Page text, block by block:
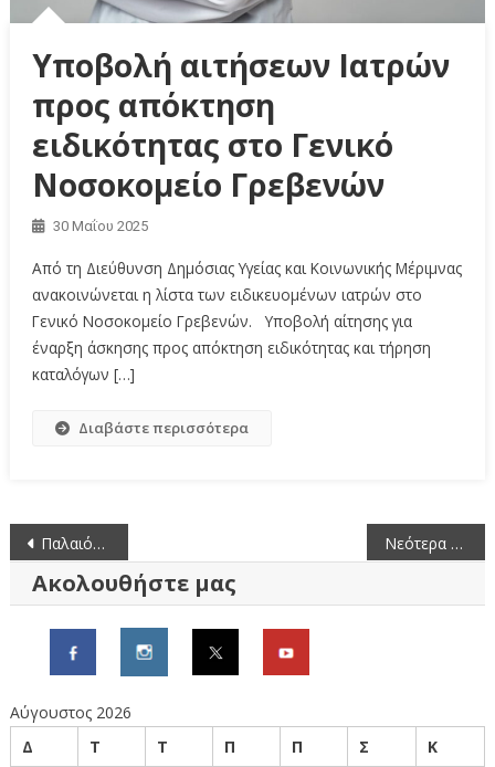
Υποβολή αιτήσεων Ιατρών
προς απόκτηση
ειδικότητας στο Γενικό
Νοσοκομείο Γρεβενών
30 Μαΐου 2025
Από τη Διεύθυνση Δημόσιας Υγείας και Κοινωνικής Μέριμνας
ανακοινώνεται η λίστα των ειδικευομένων ιατρών στο
Γενικό Νοσοκομείο Γρεβενών. Υποβολή αίτησης για
έναρξη άσκησης προς απόκτηση ειδικότητας και τήρηση
καταλόγων […]
Διαβάστε περισσότερα
Πλοήγηση
άρθρων
Παλαιότερα άρθρα Νεότερα άρθρα
Ακολουθήστε μας
Αύγουστος 2026
Δ
Τ Τ Π Π Σ
Κ